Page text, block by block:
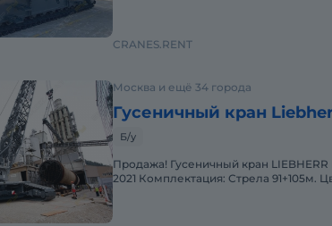
CRANES.RENT
Москва и ещё 34 города
Гусеничный кран
Б/у
Продажа! Гусеничный кран LIEBHERR
2021 Комплектация: Стрела 91+105м.